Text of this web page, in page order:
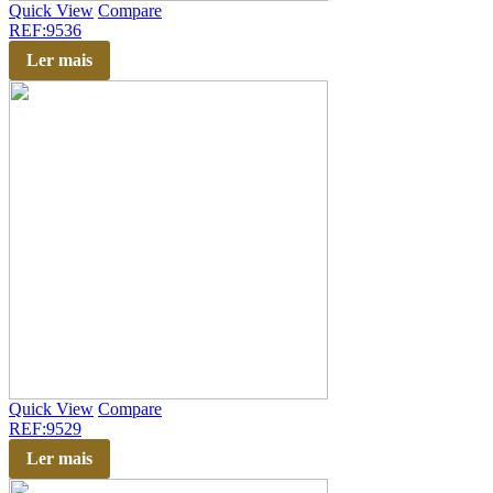
Quick View Compare
REF:9536
Ler mais
Quick View Compare
REF:9529
Ler mais